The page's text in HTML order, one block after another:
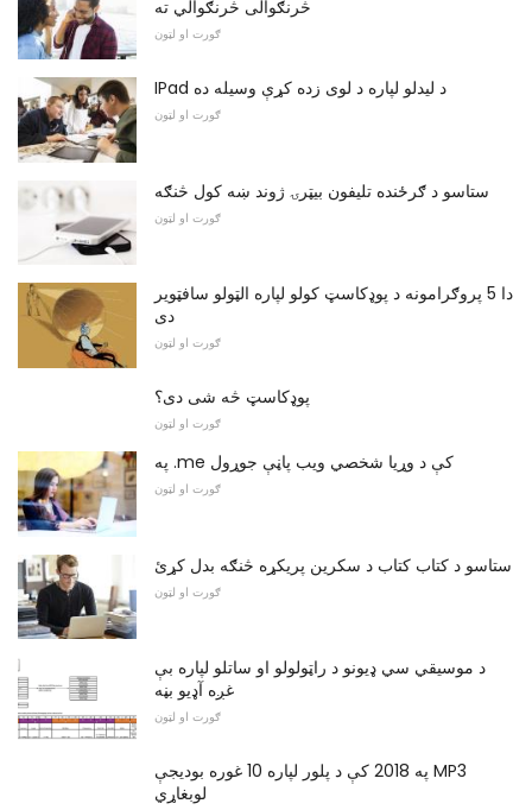
څرنګوالی څرنګوالي ته
ګورت او لټون
IPad د لیدلو لپاره د لوی زده کړې وسیله ده
ګورت او لټون
ستاسو د ګرځنده تلیفون بیټرۍ ژوند ښه کول څنګه
ګورت او لټون
دا 5 پروګرامونه د پوډکاسټ کولو لپاره الټولو سافټویر
دی
ګورت او لټون
پوډکاسټ څه شی دی؟
ګورت او لټون
په .me کې د وړیا شخصي ویب پاڼې جوړول
ګورت او لټون
ستاسو د کتاب کتاب د سکرین پریکړه څنګه بدل کړئ
ګورت او لټون
د موسیقي سي ډيونو د راټولولو او ساتلو لپاره بې
غږه آډیو بڼه
ګورت او لټون
په 2018 کې د پلور لپاره 10 غوره بودیجې MP3
لوبغاړي